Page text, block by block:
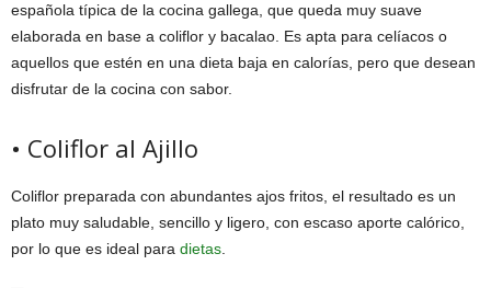
española típica de la cocina gallega, que queda muy suave
elaborada en base a coliflor y bacalao. Es apta para celíacos o
aquellos que estén en una dieta baja en calorías, pero que desean
disfrutar de la cocina con sabor.
• Coliflor al Ajillo
Coliflor preparada con abundantes ajos fritos, el resultado es un
plato muy saludable, sencillo y ligero, con escaso aporte calórico,
por lo que es ideal para dietas